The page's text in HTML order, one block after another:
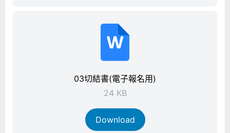
03切結書(電子報名用)
24 KB
Download